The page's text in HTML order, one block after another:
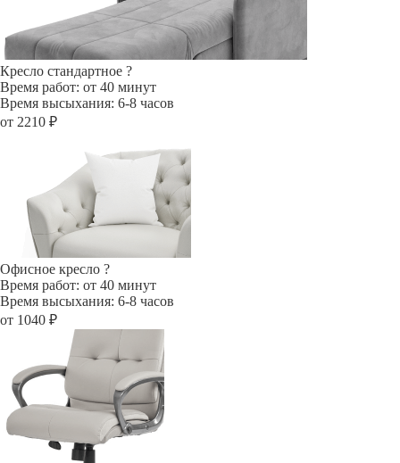
Кресло стандартное ?
Время работ: от 40 минут
Время высыхания: 6-8 часов
от 2210 ₽
Офисное кресло ?
Время работ: от 40 минут
Время высыхания: 6-8 часов
от 1040 ₽